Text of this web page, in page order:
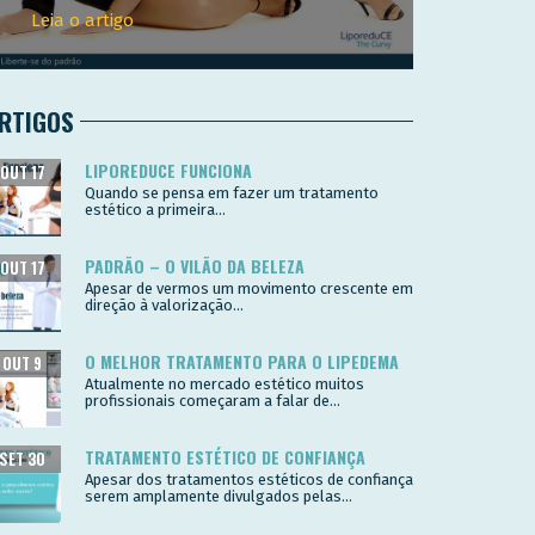
Leia o artigo
LIPOREDUCE FUNCIONA
OUT 17
Quando se pensa em fazer um tratamento
estético a primeira...
PADRÃO – O VILÃO DA BELEZA
OUT 17
Apesar de vermos um movimento crescente em
direção à valorização...
O MELHOR TRATAMENTO PARA O LIPEDEMA
OUT 9
Atualmente no mercado estético muitos
profissionais começaram a falar de...
TRATAMENTO ESTÉTICO DE CONFIANÇA
SET 30
Apesar dos tratamentos estéticos de confiança
serem amplamente divulgados pelas...